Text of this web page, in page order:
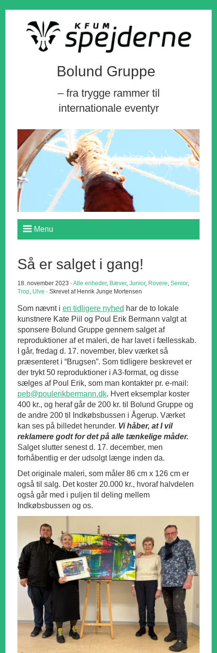
Bolund Gruppe
– fra trygge rammer til
internationale eventyr
Menu
Så er salget i gang!
18. november 2023 ·Alle enheder, Bæver,Junior, Rovere,Senior,
Trop, Ulve · Skrevet af Henrik Junge Mortensen
Som nævnt ien tidligere nyhed har de to lokale
kunstnere Kate Piil og Poul Erik Bermann valgt at
sponsere Bolund Gruppe gennem salget af
reproduktioner af et maleri, de har lavet i fællesskab.
I går, fredag d. 17. november, blev værket så
præsenteret i “Brugsen”. Som tidligere beskrevet er
der trykt 50 reproduktioner i A3-format, og disse
sælges af Poul Erik, som man kontakter pr. e-mail:
peb@poulerikbermann.dk. Hvert eksemplar koster
400 kr., og heraf går de 200 kr. til Bolund Gruppe og
de andre 200 til Indkøbsbussen i Ågerup. Værket
kan ses på billedet herunder. Vi håber, at I vil
reklamere godt for det på alle tænkelige måder.
Salget slutter senest d. 17. december, men
forhåbentlig er der udsolgt længe inden da.
Det originale maleri, som måler 86 cm x 126 cm er
også til salg. Det koster 20.000 kr., hvoraf halvdelen
også går med i puljen til deling mellem
Indkøbsbussen og os.